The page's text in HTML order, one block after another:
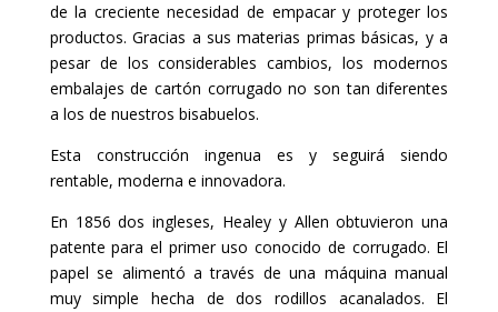
de la creciente necesidad de empacar y proteger los
productos. Gracias a sus materias primas básicas, y a
pesar de los considerables cambios, los modernos
embalajes de cartón corrugado no son tan diferentes
a los de nuestros bisabuelos.
Esta construcción ingenua es y seguirá siendo
rentable, moderna e innovadora.
En 1856 dos ingleses, Healey y Allen obtuvieron una
patente para el primer uso conocido de corrugado. El
papel se alimentó a través de una máquina manual
muy simple hecha de dos rodillos acanalados. El